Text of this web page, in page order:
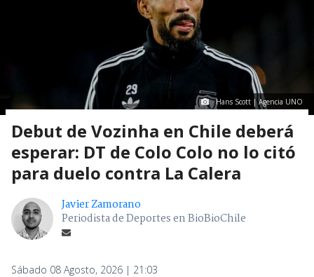
Hans Scott | Agencia UNO
Debut de Vozinha en Chile deberá
esperar: DT de Colo Colo no lo citó
para duelo contra La Calera
Javier Zamorano
Periodista de Deportes en BioBioChile
Sábado 08 Agosto, 2026 | 21:03